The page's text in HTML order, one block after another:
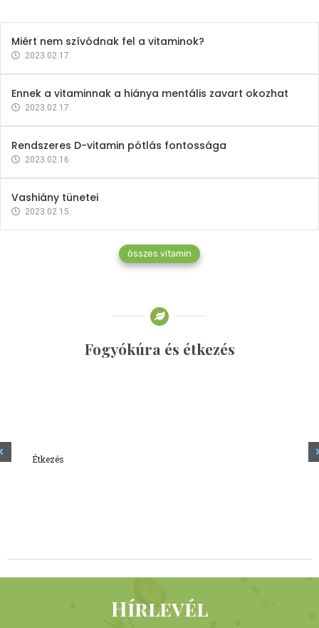
Miért nem szívódnak fel a vitaminok?
2023.02.17.
Ennek a vitaminnak a hiánya mentális zavart okozhat
2023.02.17.
Rendszeres D-vitamin pótlás fontossága
2023.02.16.
Vashiány tünetei
2023.02.15.
összes vitamin
Fogyókúra és étkezés
Étkezés
Hírlevél